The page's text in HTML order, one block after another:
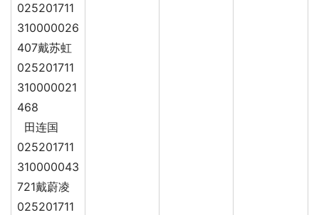
025201711
310000026
407戴苏虹
025201711
310000021
468
田连国
025201711
310000043
721戴蔚凌
025201711